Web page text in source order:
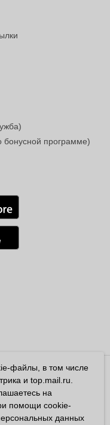
бонусной программе)
1032700302194
сайте имеет
файлы, в том числе
и top.mail.ru.
на
помощи cookie-
данных